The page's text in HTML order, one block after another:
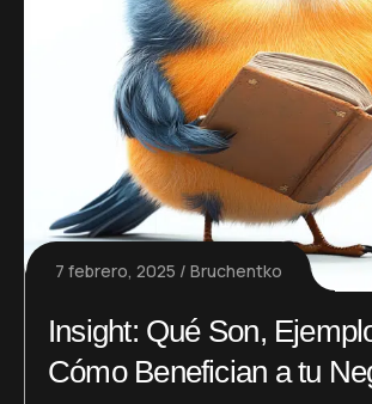
7 febrero, 2025 Bruchentko
Insight: Qué Son,
Cómo Benefician a tu